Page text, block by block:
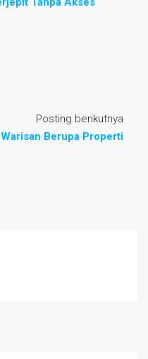
Posting berikutnya
Warisan Berupa Properti